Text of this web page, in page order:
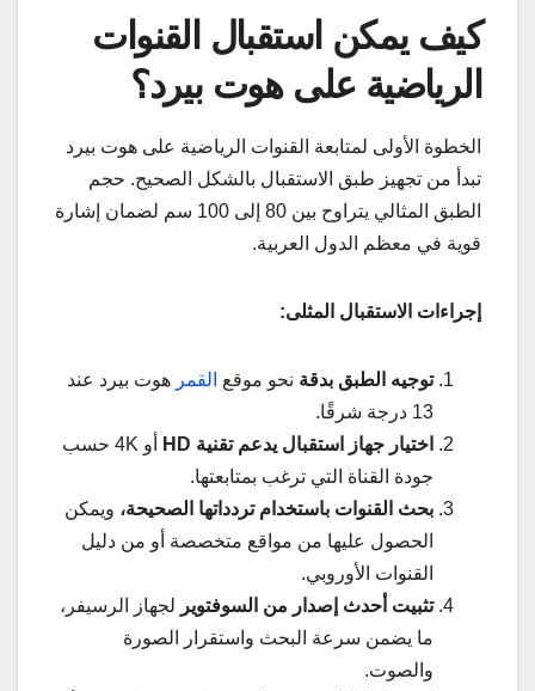
كيف يمكن استقبال القنوات
الرياضية على هوت بيرد؟
الخطوة الأولى لمتابعة القنوات الرياضية على هوت بيرد
تبدأ من تجهيز طبق الاستقبال بالشكل الصحيح. حجم
الطبق المثالي يتراوح بين 80 إلى 100 سم لضمان إشارة
قوية في معظم الدول العربية.
إجراءات الاستقبال المثلى:
توجيه الطبق بدقة نحو موقع القمر هوت بيرد عند
13 درجة شرقًا.
اختيار جهاز استقبال يدعم تقنية HD
أو 4K حسب
جودة القناة التي ترغب بمتابعتها.
بحث القنوات باستخدام تردداتها الصحيحة، ويمكن
الحصول عليها من مواقع متخصصة أو من دليل
القنوات الأوروبي.
تثبيت أحدث إصدار من السوفتوير لجهاز الرسيفر،
ما يضمن سرعة البحث واستقرار الصورة
والصوت.